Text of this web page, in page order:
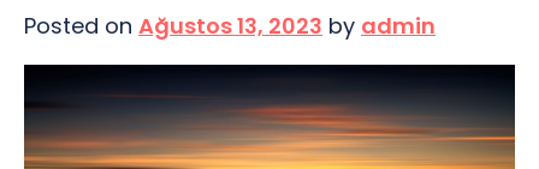
Posted on Ağustos 13, 2023 by admin